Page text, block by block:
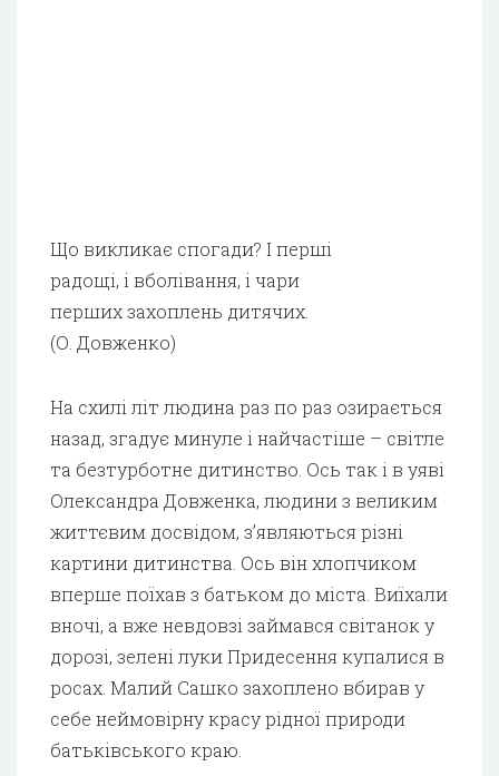
Що викликає спогади? І перші
радощі, і вболівання, і чари
перших захоплень дитячих.
(О. Довженко)
На схилі літ людина раз по раз озирається
назад, згадує минуле і найчастіше – світле
та безтурботне дитинство. Ось так і в уяві
Олександра Довженка, людини з великим
життєвим досвідом, з’являються різні
картини дитинства. Ось він хлопчиком
вперше поїхав з батьком до міста. Виїхали
вночі, а вже невдовзі займався світанок у
дорозі, зелені луки Придесення купалися в
росах. Малий Сашко захоплено вбирав у
себе неймовірну красу рідної природи
батьківського краю.